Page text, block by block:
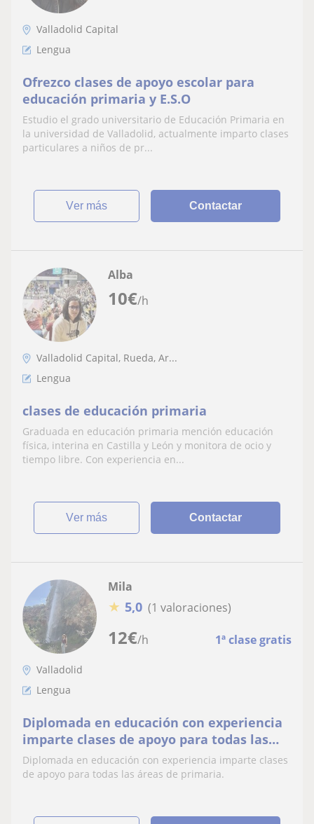
Valladolid Capital
Lengua
Ofrezco clases de apoyo escolar para
educación primaria y E.S.O
Estudio el grado universitario de Educación Primaria en
la universidad de Valladolid, actualmente imparto clases
particulares a niños de pr...
ver más Contactar
10€/h
Alba
Valladolid Capital, Rueda, Ar...
Lengua
clases de educación primaria
Graduada en educación primaria mención educación
física, interina en Castilla y León y monitora de ocio y
tiempo libre. Con experiencia en...
ver más Contactar
12€/h 1ª clase gratis
Mila
★ 5,0 (1 valoraciones)
Valladolid
Lengua
Diplomada en educación con experiencia
imparte clases de apoyo para todas las
áreas de primaria
Diplomada en educación con experiencia imparte clases
de apoyo para todas las áreas de primaria.